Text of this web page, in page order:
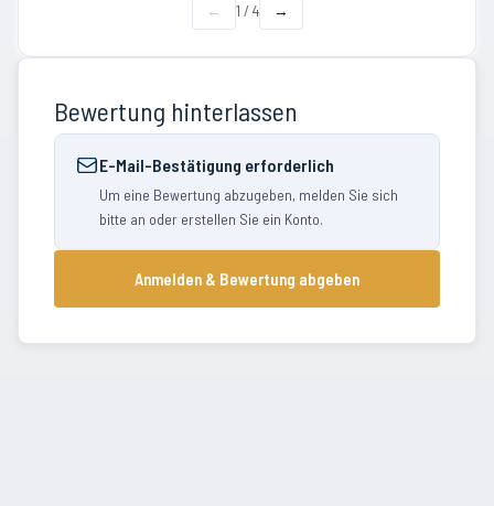
← 1 / 4 →
Bewertung hinterlassen
E-Mail-Bestätigung erforderlich
Um eine Bewertung abzugeben, melden Sie sich
bitte an oder erstellen Sie ein Konto.
Anmelden & Bewertung abgeben